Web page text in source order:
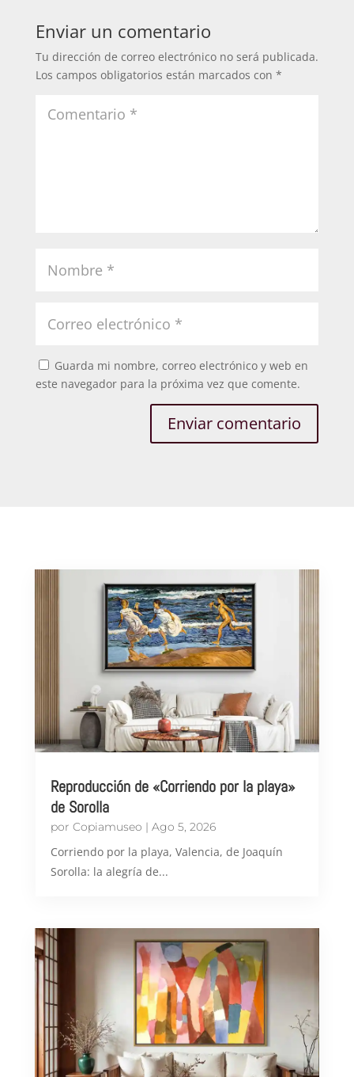
Enviar un comentario
Tu dirección de correo electrónico no será publicada.
Los campos obligatorios están marcados con *
Guarda mi nombre, correo electrónico y web en
este navegador para la próxima vez que comente.
Enviar comentario
Reproducción de «Corriendo por la playa»
de Sorolla
por Copiamuseo | Ago 5, 2026
Corriendo por la playa, Valencia, de Joaquín
Sorolla: la alegría de...